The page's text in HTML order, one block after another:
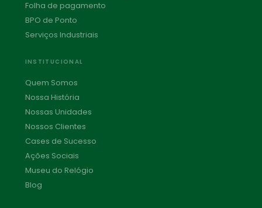
Folha de pagamento
BPO de Ponto
Serviços Industriais
INSTITUCIONAL
Quem Somos
Nossa História
Nossas Unidades
Nossos Clientes
Cases de Sucesso
Ações Sociais
Museu do Relógio
Blog